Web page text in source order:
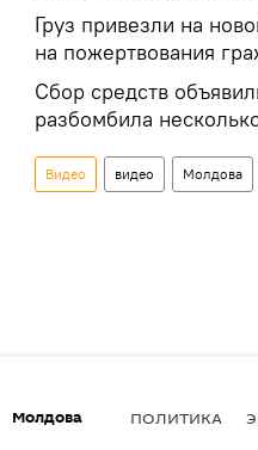
Груз привезли на
на пожертвования
Сбор средств
разбомбила
Видео видео Молдова
Молдова ПОЛИТИКА